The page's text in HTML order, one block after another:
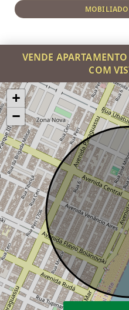
MOBILIADO
VENDE
COM
+
−